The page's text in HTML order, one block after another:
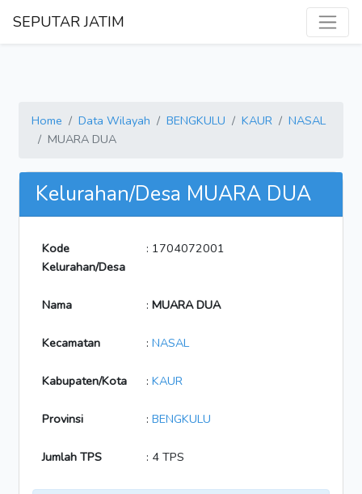
SEPUTAR JATIM
Home Data Wilayah BENGKULU KAUR
NASAL
MUARA DUA
Kelurahan/Desa MUARA DUA
Kode
Kelurahan/Desa
: 1704072001
Nama : MUARA DUA
Kecamatan : NASAL
Kabupaten/Kota : KAUR
Provinsi : BENGKULU
Jumlah TPS : 4 TPS